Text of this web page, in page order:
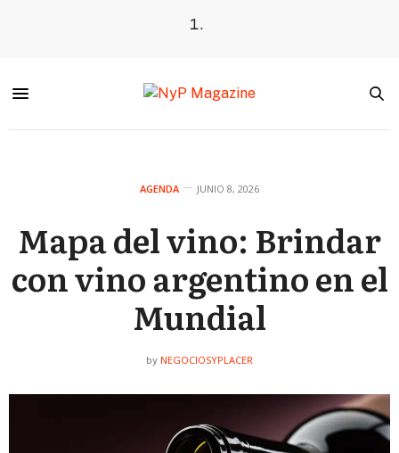
AGENDA JUNIO 8, 2026
Mapa del vino: Brindar
con vino argentino en el
Mundial
by NEGOCIOSYPLACER